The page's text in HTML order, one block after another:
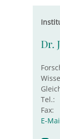
Dr.
Tel.:
Fax:
E-